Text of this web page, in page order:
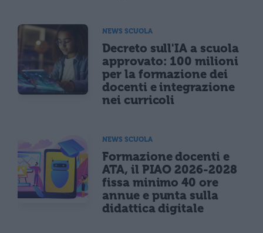
NEWS SCUOLA
Decreto sull'IA a scuola
approvato: 100 milioni
per la formazione dei
docenti e integrazione
nei curricoli
NEWS SCUOLA
Formazione docenti e
ATA, il PIAO 2026-2028
fissa minimo 40 ore
annue e punta sulla
didattica digitale